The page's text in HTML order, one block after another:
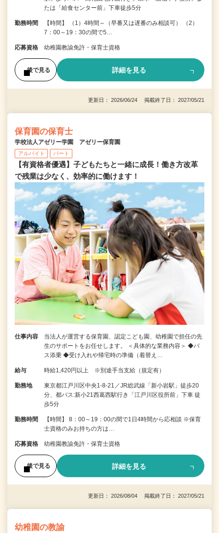
たは「給食センター前」下車徒歩5分
勤務時間
【時間】 （1）4時間～（早番又は遅番のみ相談可） （2）
7：00～19：30の間で5…
応募資格 幼稚園教諭免許・保育士資格
後で見る 詳細を見る
更新日： 2026/06/24 掲載終了日： 2027/05/21
保育園の保育士
学校法人アゼリー学園 アゼリー保育園
アルバイト パート
【有資格者優遇】子どもたちと一緒に成長！働き方改革
で残業は少なく、効率的に働けます！
仕事内容
当法人が運営する保育園、認定こども園、幼稚園で担任の先
生のサポートをお任せします。 ＜具体的な業務内容＞ ◆バ
ス添乗 ◆受け入れや帰宅時の準備（着替え…
給与 時給1,420円以上 ※別途手当支給（規定有）
勤務地
東京都江戸川区中央1-8-21／JR総武線「新小岩駅」徒歩20
分、都バス:新小21西葛西駅行き「江戸川区役所前」下車 徒
歩5分
勤務時間
【時間】 8：00～19：00の間で1日4時間から応相談 ※保育
士資格のみお持ちの方は…
応募資格 幼稚園教諭免許・保育士資格
後で見る 詳細を見る
更新日： 2026/08/04 掲載終了日： 2027/05/21
幼稚園の教諭